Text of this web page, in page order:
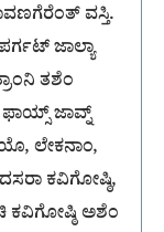
ವಸ್ತಿ.
ಜಾಲ್ಯಾ
ತಶೆಂ
ಜಾವ್ನ್
ಲೇಕನಾಂ,
ಕವಿಗೋಷ್ಠಿ,
ಕವಿಗೋಷ್ಠಿ ಅಶೆಂ